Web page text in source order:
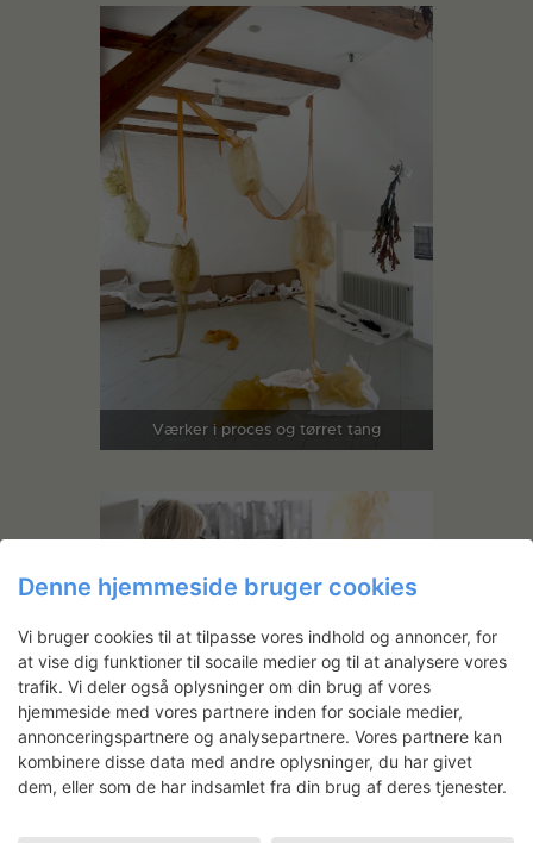
Værker i proces og tørret tang
Formgivning v. håndsyning. Foto: Helle
Moos
Denne hjemmeside bruger cookies
Vi bruger cookies til at tilpasse vores indhold og annoncer, for
at vise dig funktioner til socaile medier og til at analysere vores
trafik. Vi deler også oplysninger om din brug af vores
hjemmeside med vores partnere inden for sociale medier,
annonceringspartnere og analysepartnere. Vores partnere kan
kombinere disse data med andre oplysninger, du har givet
dem, eller som de har indsamlet fra din brug af deres tjenester.